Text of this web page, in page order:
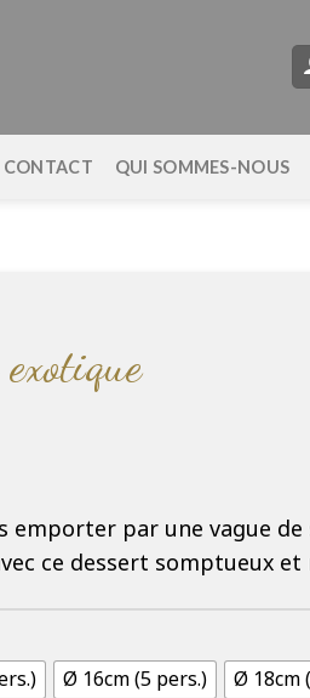
CONTACT QUI SOMMES-NOUS
emporter par une vague de
ce dessert somptueux et
Ø 16cm (5 pers.) Ø 18cm